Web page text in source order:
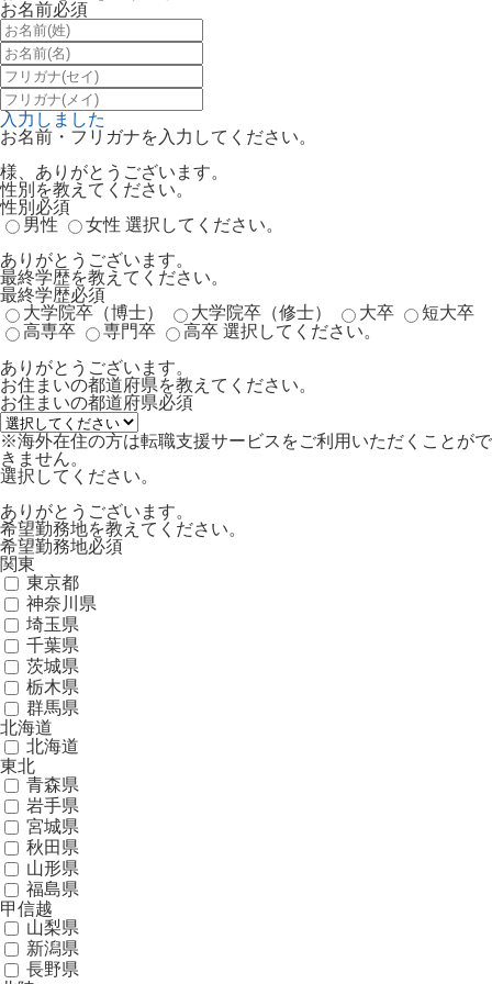
お名前必須
入力しました
お名前・フリガナを入力してください。
様、ありがとうございます。
性別を教えてください。
性別 必須
男性
女性 選択してください。
ありがとうございます。
最終学歴を教えてください。
最終学歴必須
大学院卒（博士）
大学院卒（修士） 大卒
短大卒
高専卒
専門卒 高卒 選択してください。
ありがとうございます。
お住まいの都道府県を教えてください。
お住まいの都道府県必須
※海外在住の方は転職支援サービスをご利用いただくことがで
きません。
選択してください。
ありがとうございます。
希望勤務地を教えてください。
希望勤務地必須
関東
東京都
神奈川県
埼玉県
千葉県
茨城県
栃木県
群馬県
北海道
北海道
東北
青森県
岩手県
宮城県
秋田県
山形県
福島県
甲信越
山梨県
新潟県
長野県